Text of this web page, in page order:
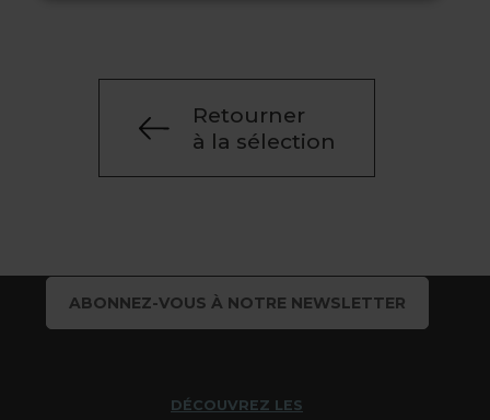
Retourner
à la sélection
ABONNEZ-VOUS À NOTRE NEWSLETTER
DÉCOUVREZ LES